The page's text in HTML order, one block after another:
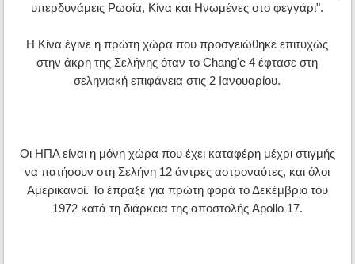
υπερδυνάμεις Ρωσία, Κίνα και Ηνωμένες στο φεγγάρι".
Η Κίνα έγινε η πρώτη χώρα που προσγειώθηκε επιτυχώς
στην άκρη της Σελήνης όταν το Chang'e 4 έφτασε στη
σεληνιακή επιφάνεια στις 2 Ιανουαρίου.
Οι ΗΠΑ είναι η μόνη χώρα που έχει καταφέρη μέχρι στιγμής
να πατήσουν στη Σελήνη 12 άντρες αστροναύτες, και όλοι
Αμερικανοί. Το έπραξε για πρώτη φορά το Δεκέμβριο του
1972 κατά τη διάρκεια της αποστολής Apollo 17.